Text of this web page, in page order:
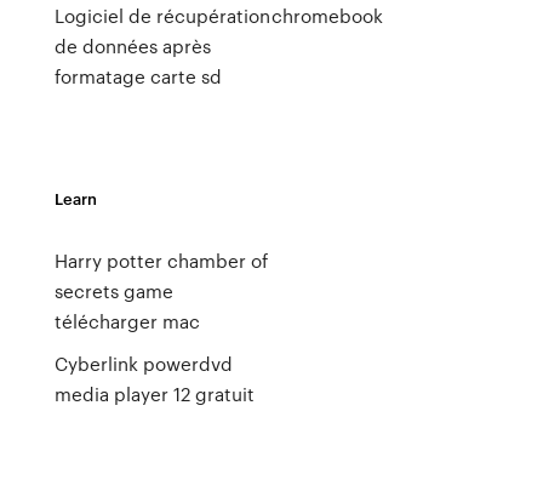
Logiciel de récupération
de données après
formatage carte sd
chromebook
Learn
Harry potter chamber of
secrets game
télécharger mac
Cyberlink powerdvd
media player 12 gratuit